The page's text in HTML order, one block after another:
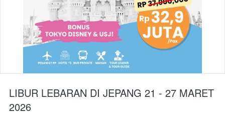
LIBUR LEBARAN DI JEPANG 21 - 27 MARET
2026